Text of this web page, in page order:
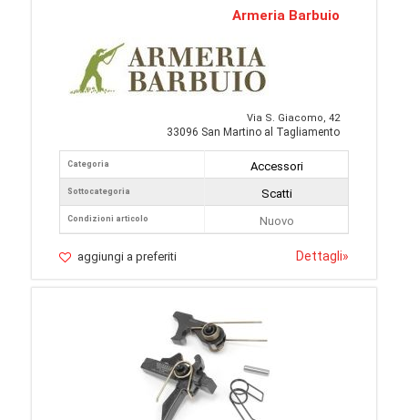
Armeria Barbuio
Via S. Giacomo, 42
33096 San Martino al Tagliamento
Categoria
Sottocategoria
Condizioni articolo
Accessori
Scatti
Nuovo
aggiungi a preferiti Dettagli»